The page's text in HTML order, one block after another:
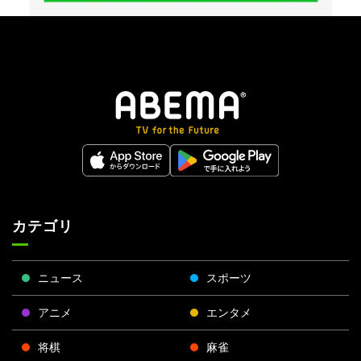
カテゴリ
ニュース スポーツ
アニメ エンタメ
将棋 麻雀